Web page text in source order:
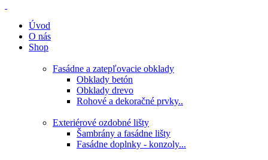
Úvod
O nás
Shop
Fasádne a zatepľovacie obklady
Obklady betón
Obklady drevo
Rohové a dekoračné prvky..
Exteriérové ozdobné lišty
Šambrány a fasádne lišty
Fasádne doplnky - konzoly...